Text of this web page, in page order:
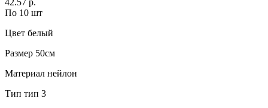
42.57 р.
По 10 шт
Цвет белый
Размер 50см
Материал нейлон
Тип тип 3